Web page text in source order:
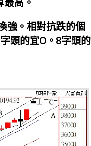
高。
強。相對抗跌的個
頭的宜O。8字頭的